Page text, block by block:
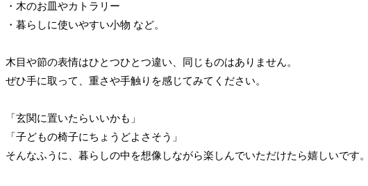
・木のお皿やカトラリー
・暮らしに使いやすい小物 など。
木目や節の表情はひとつひとつ違い、同じものはありません。
ぜひ手に取って、重さや手触りを感じてみてください。
「玄関に置いたらいいかも」
「子どもの椅子にちょうどよさそう」
そんなふうに、暮らしの中を想像しながら楽しんでいただけたら嬉しいです。